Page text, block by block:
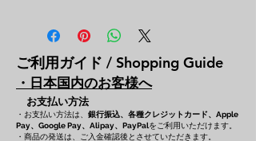
ご利用ガイド / Shopping Guide
・日本国内のお客様へ
お支払い方法
・お支払い方法は、 銀行振込、各種クレジットカード、 Apple
Pay、Google Pay、Alipay、PayPalをご利用いただけます。
・商品の発送は、ご入金確認後とさせていただきます。